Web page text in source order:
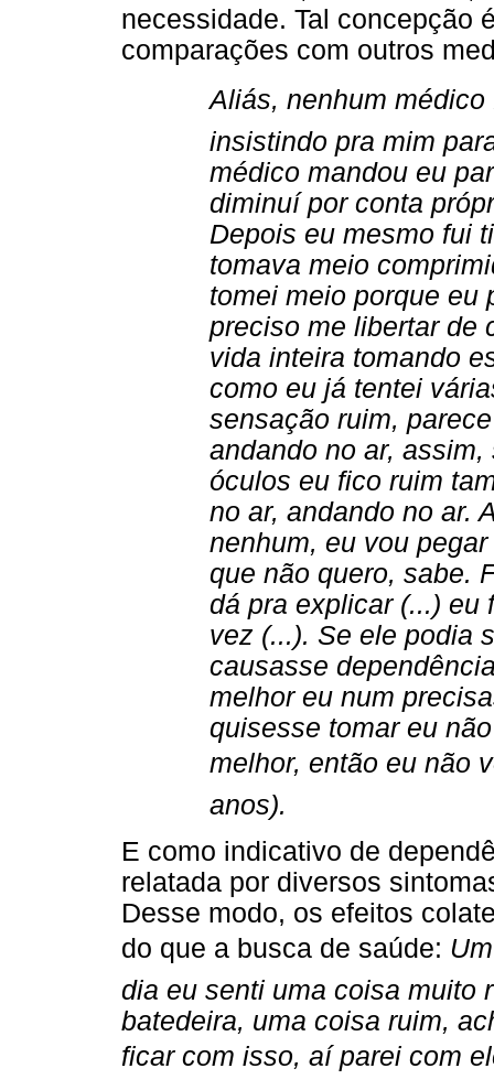
necessidade. Tal concepção
comparações com outros
Aliás, nenhum
insistindo pra mim
médico mandou eu
diminuí por conta
Depois eu mesmo fui
tomava meio
tomei meio porque eu
preciso me libertar de
vida inteira tomando
como eu já tentei
sensação ruim,
andando no ar,
óculos eu fico ruim
no ar, andando no ar.
nenhum, eu vou
que não quero, sabe.
dá pra explicar (...) eu
vez (...). Se ele podia
causasse
melhor eu num
quisesse tomar eu
melhor, então eu não
anos).
E como indicativo de
relatada por diversos
Desse modo, os efeitos
do que a busca de saúde:
dia eu senti uma coisa muito
batedeira, uma coisa ruim,
ficar com isso, aí parei com